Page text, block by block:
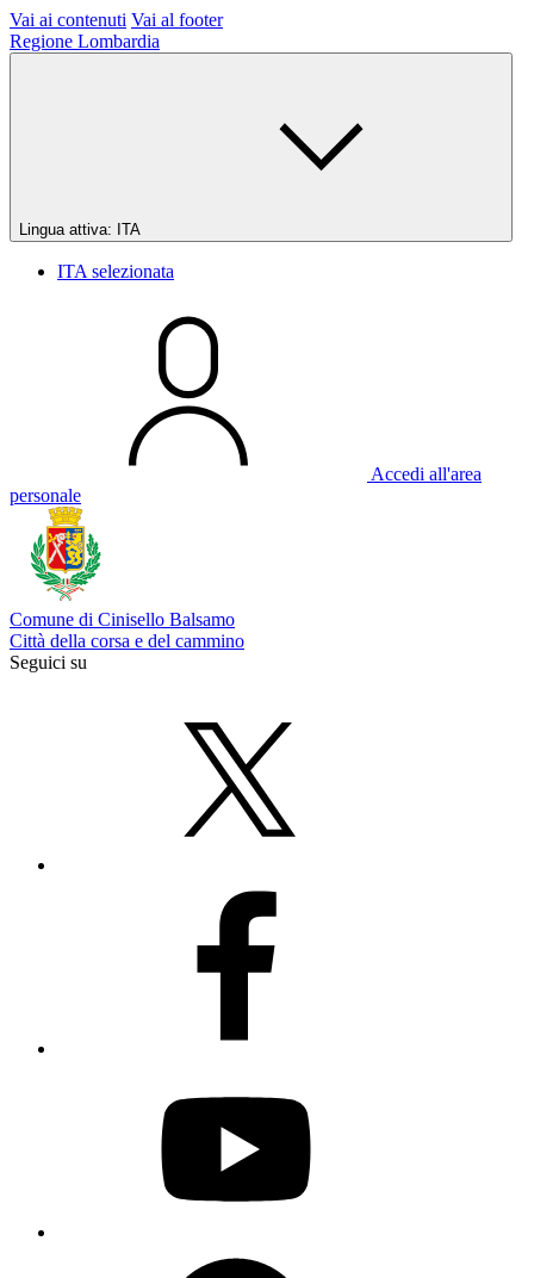
Vai ai contenuti Vai al footer
Regione Lombardia
Lingua attiva: ITA
ITA selezionata
Accedi all'area
personale
Comune di Cinisello Balsamo
Città della corsa e del cammino
Seguici su